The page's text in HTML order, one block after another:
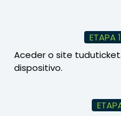
ETAPA 1
Aceder o site
dispositivo.